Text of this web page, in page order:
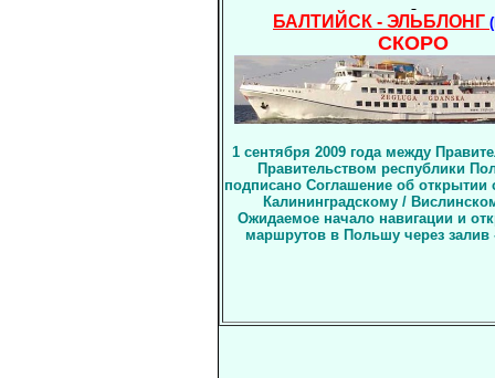
БАЛТИЙСК - ЭЛЬБЛОНГ
СКОРО
1 сентября 2009 года между
Правительством республики
подписано Соглашение об открытии
Калининградскому /
Ожидаемое начало навигации и
маршрутов в Польшу через залив